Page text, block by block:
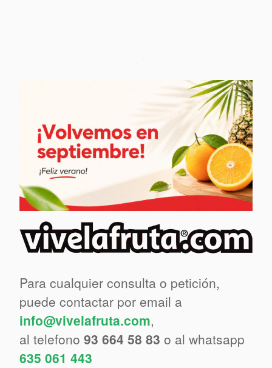
Para cualquier consulta o petición,
puede contactar por email a
info@vivelafruta.com,
al telefono 93 664 58 83 o al whatsapp
635 061 443